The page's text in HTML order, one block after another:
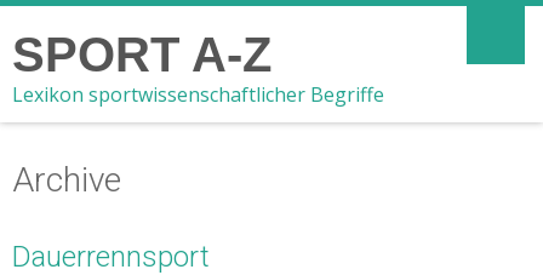
SPORT A-Z
Lexikon sportwissenschaftlicher Begriffe
Archive
Dauerrennsport